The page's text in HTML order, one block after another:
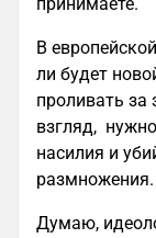
В
ли будет
проливать за
взгляд,
насилия и
размножения.
Думаю,